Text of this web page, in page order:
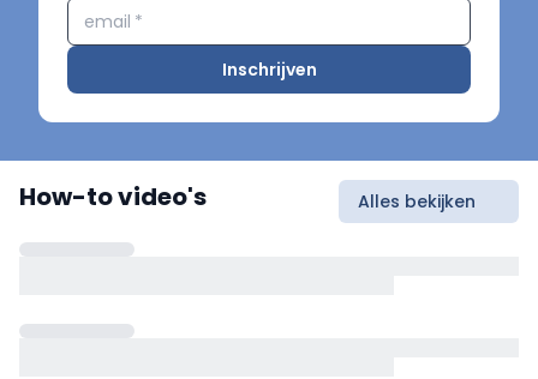
email *
Inschrijven
How-to video's Alles bekijken